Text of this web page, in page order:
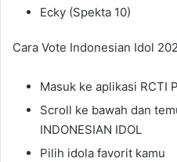
Ecky (Spekta 10)
Cara Vote Indonesian Idol
Masuk ke aplikasi RCTI
Scroll ke bawah dan
INDONESIAN IDOL
Pilih idola favorit kamu